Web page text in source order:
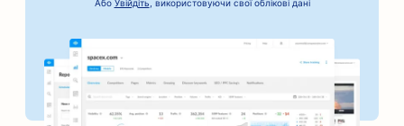
SEO для послуг застави під заставу
SEO для банків
SEO для пекарень
SEO для перукарень
Або Увійдіть , використовуючи свої облікові дані